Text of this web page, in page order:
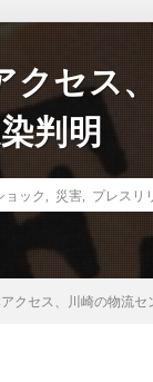
クセス
判明
ョック 災害 プレスリ
アクセス、川崎の物流